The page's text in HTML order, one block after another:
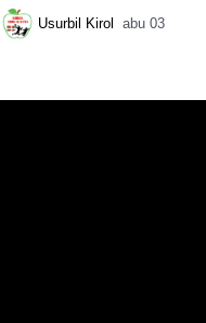
Usurbil Kirol abu 03